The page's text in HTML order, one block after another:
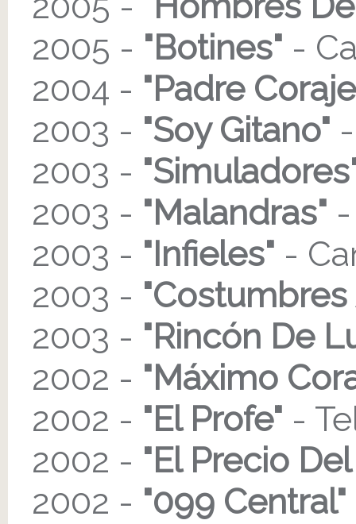
2005 - "Botines" -
2004 - "Padre
2003 - "Soy Gitano"
2003 -
2003 - "Malandras"
2003 - "Infieles" -
2003 -
2003 - "Rincón De
2002 - "Máximo
2002 - "El Profe" -
2002 - "El Precio
2002 - "099 Central"